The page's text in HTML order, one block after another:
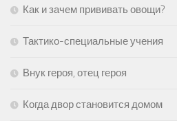
Как и зачем прививать овощи?
Тактико-специальные учения
Внук героя, отец героя
Когда двор становится домом